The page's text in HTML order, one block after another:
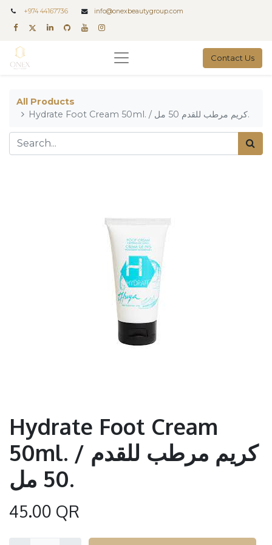
+974 44167736 info@onexbeautygroup.com
Contact Us
All Products
Hydrate Foot Cream 50ml. / كريم مرطب للقدم 50 مل.
Hydrate Foot Cream
50ml. / كريم مرطب للقدم
50 مل.
45.00 QR